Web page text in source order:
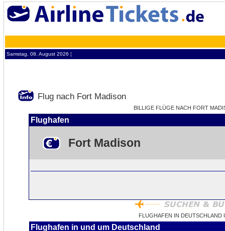
Samstag, 08. August 2026 ¦
Flug nach Fort Madison
BILLIGE FLÜGE NACH FORT
Flughafen
Fort Madison
FLUGHAFEN IN DEUTSCHLAND
Flughafen in und um Deutschland